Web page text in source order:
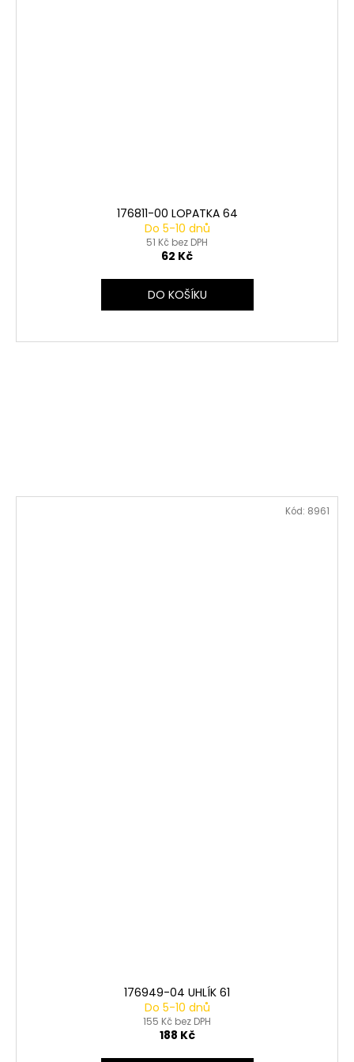
176811-00 LOPATKA 64
Do 5-10 dnů
51 Kč bez DPH
62 Kč
DO KOŠÍKU
176949-04 UHLÍK 61
Do 5-10 dnů
155 Kč bez DPH
188 Kč
Kód: 8961